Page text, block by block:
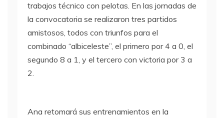
trabajos técnico con pelotas. En las jornadas de
la convocatoria se realizaron tres partidos
amistosos, todos con triunfos para el
combinado “albiceleste”, el primero por 4 a 0, el
segundo 8 a 1, y el tercero con victoria por 3 a
2.
Ana retomará sus entrenamientos en la